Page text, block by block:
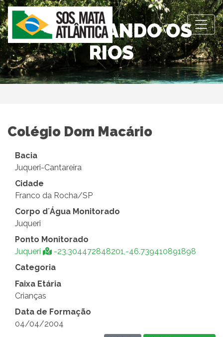
OBSERVANDO OS
RIOS
Colégio Dom Macário
Bacia
Juqueri-Cantareira
Cidade
Franco da Rocha/SP
Corpo d´Água Monitorado
Juqueri
Ponto Monitorado
Juqueri
-23.304472848201,-46.739410891898
Categoria
Faixa Etária
Crianças
Data de Formação
04/04/2004